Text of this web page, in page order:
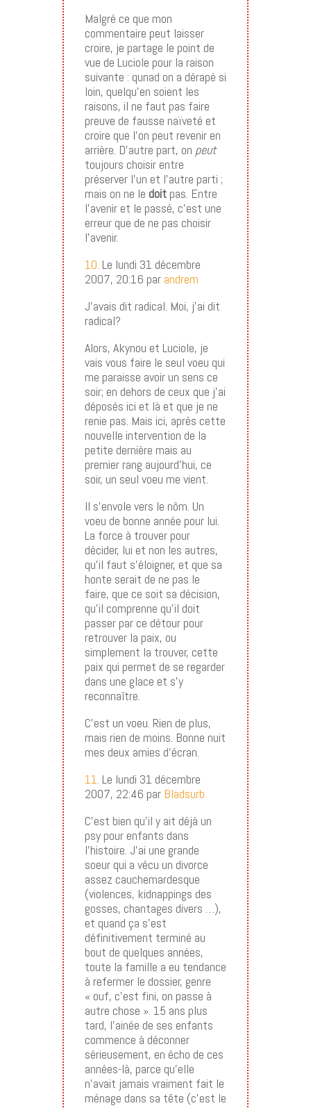
Malgré ce que mon
commentaire peut laisser
croire, je partage le point de
vue de Luciole pour la raison
suivante : qunad on a dérapé si
loin, quelqu’en soient les
raisons, il ne faut pas faire
preuve de fausse naïveté et
croire que l’on peut revenir en
arrière. D’autre part, on peut
toujours choisir entre
préserver l’un et l’autre parti ;
mais on ne le doitpas. Entre
l’avenir et le passé, c’est une
erreur que de ne pas choisir
l’avenir.
10. Le lundi 31 décembre
2007, 20:16 par andrem
J’avais dit radical. Moi, j’ai dit
radical?
Alors, Akynou et Luciole, je
vais vous faire le seul voeu qui
me paraisse avoir un sens ce
soir; en dehors de ceux que j’ai
déposés ici et là et que je ne
renie pas. Mais ici, après cette
nouvelle intervention de la
petite dernière mais au
premier rang aujourd’hui, ce
soir, un seul voeu me vient.
Il s’envole vers le nôm. Un
voeu de bonne année pour lui.
La force à trouver pour
décider, lui et non les autres,
qu’il faut s’éloigner, et que sa
honte serait de ne pas le
faire, que ce soit sa décision,
qu’il comprenne qu’il doit
passer par ce détour pour
retrouver la paix, ou
simplement la trouver, cette
paix qui permet de se regarder
dans une glace et s’y
reconnaître.
C’est un voeu. Rien de plus,
mais rien de moins. Bonne nuit
mes deux amies d’écran.
11. Le lundi 31 décembre
2007, 22:46 par Bladsurb
C’est bien qu’il y ait déjà un
psy pour enfants dans
l’histoire. J’ai une grande
soeur qui a vécu un divorce
assez cauchemardesque
(violences, kidnappings des
gosses, chantages divers …),
et quand ça s’est
définitivement terminé au
bout de quelques années,
toute la famille a eu tendance
à refermer le dossier, genre
« ouf, c’est fini, on passe à
autre chose ». 15 ans plus
tard, l’ainée de ses enfants
commence à déconner
sérieusement, en écho de ces
années-là, parce qu’elle
n’avait jamais vraiment fait le
ménage dans sa tête (c’est le